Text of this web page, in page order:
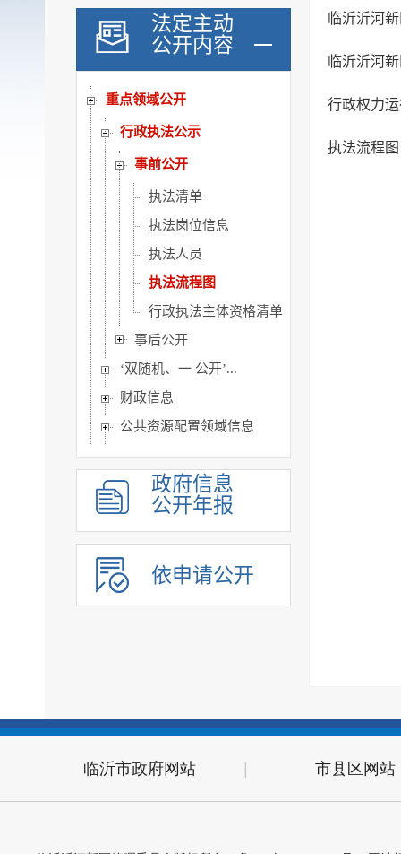
法定主动
公开内容
统计信息
规划计划
行政权力运行公开
重点领域公开
行政执法公示
事前公开
执法清单
执法岗位信息
执法人员
执法流程图
行政执法主体资格清单
事后公开
‘双随机、一 公开’...
财政信息
公共资源配置领域信息
生态环境
公共监管信息
建议提案办理
主动公开基本目录
政府开放日
政府信息
公开年报
依申请公开
临沂沂河
临沂沂河
行政权力
执法流程图